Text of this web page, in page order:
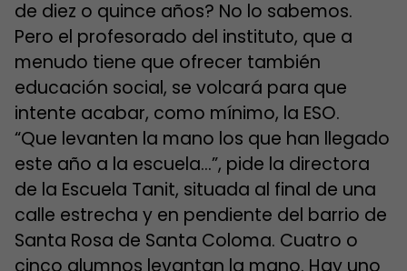
de diez o quince años? No lo sabemos.
Pero el profesorado del instituto, que a
menudo tiene que ofrecer también
educación social, se volcará para que
intente acabar, como mínimo, la ESO.
“Que levanten la mano los que han llegado
este año a la escuela…”, pide la directora
de la Escuela Tanit, situada al final de una
calle estrecha y en pendiente del barrio de
Santa Rosa de Santa Coloma. Cuatro o